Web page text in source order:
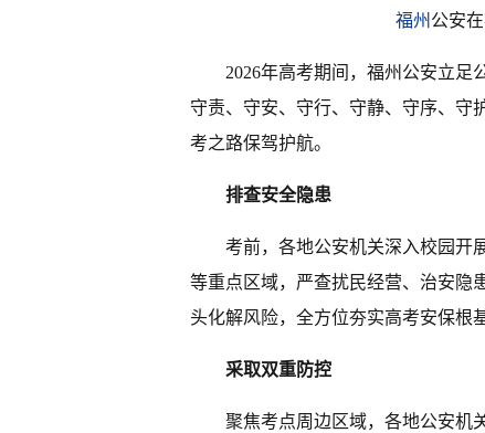
福州 公安
2026年高考期间，福州公安立
守责、守安、守行、守静、守序、守
考之路保驾护航。
排查安全隐患
考前，各地公安机关深入校园开
等重点区域，严查扰民经营、治安隐
头化解风险，全方位夯实高考安保根基
采取双重防控
聚焦考点周边区域，各地公安机